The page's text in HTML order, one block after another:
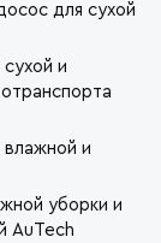
для сухой
и
и
уборки и
AuTech